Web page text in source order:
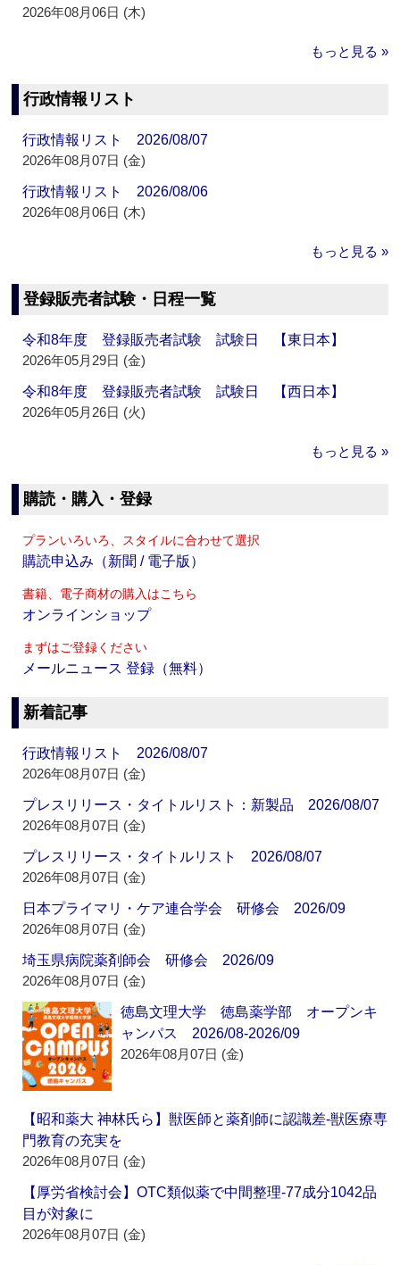
2026年08月06日 (木)
もっと見る »
行政情報リスト
行政情報リスト 2026/08/07
2026年08月07日 (金)
行政情報リスト 2026/08/06
2026年08月06日 (木)
もっと見る »
登録販売者試験・日程一覧
令和8年度 登録販売者試験 試験日 【東日本】
2026年05月29日 (金)
令和8年度 登録販売者試験 試験日 【西日本】
2026年05月26日 (火)
もっと見る »
購読・購入・登録
プランいろいろ、スタイルに合わせて選択
購読申込み（新聞 / 電子版）
書籍、電子商材の購入はこちら
オンラインショップ
まずはご登録ください
メールニュース 登録（無料）
新着記事
行政情報リスト 2026/08/07
2026年08月07日 (金)
プレスリリース・タイトルリスト：新製品 2026/08/07
2026年08月07日 (金)
プレスリリース・タイトルリスト 2026/08/07
2026年08月07日 (金)
日本プライマリ・ケア連合学会 研修会 2026/09
2026年08月07日 (金)
埼玉県病院薬剤師会 研修会 2026/09
2026年08月07日 (金)
徳島文理大学 徳島薬学部 オープンキ
ャンパス 2026/08-2026/09
2026年08月07日 (金)
【昭和薬大 神林氏ら】獣医師と薬剤師に認識差‐獣医療専
門教育の充実を
2026年08月07日 (金)
【厚労省検討会】OTC類似薬で中間整理‐77成分1042品
目が対象に
2026年08月07日 (金)